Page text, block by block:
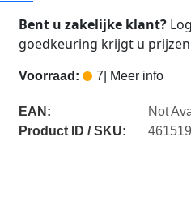
Bent u zakelijke klant?
goedkeuring krijgt u
Voorraad: 7 | Meer info
EAN:
Not
Product ID / SKU:
461519